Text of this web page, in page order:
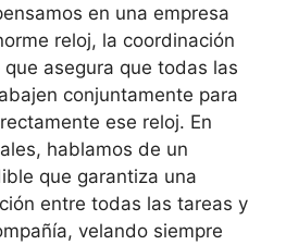
en una empresa
reloj, la coordinación
asegura que todas las
conjuntamente para
ese reloj. En
hablamos de un
que garantiza una
entre todas las tareas y
velando siempre